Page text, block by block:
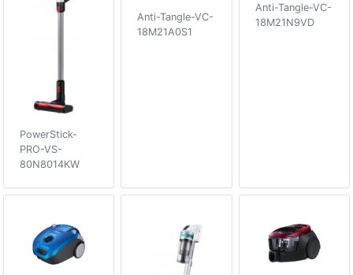
PowerStick-
PRO-VS-
80N8014KW
Anti-Tangle-VC-
18M21A0S1
Anti-Tangle-VC-
18M21N9VD